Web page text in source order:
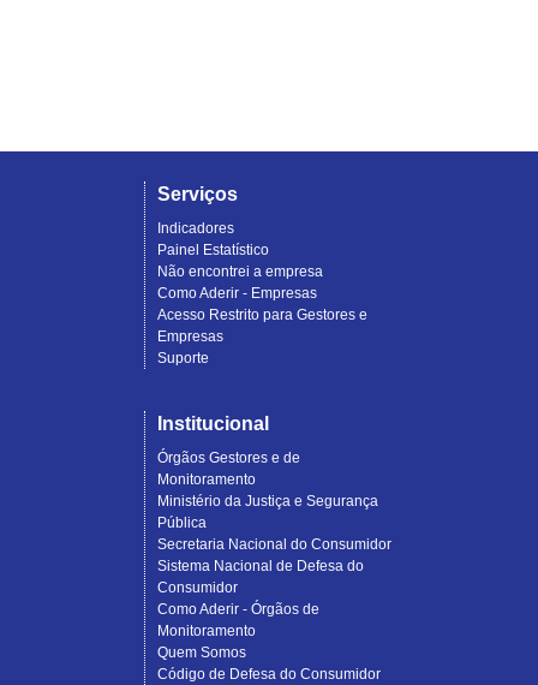
Serviços
Indicadores
Painel Estatístico
Não encontrei a empresa
Como Aderir - Empresas
Acesso Restrito para Gestores e
Empresas
Suporte
Institucional
Órgãos Gestores e de
Monitoramento
Ministério da Justiça e Segurança
Pública
Secretaria Nacional do Consumidor
Sistema Nacional de Defesa do
Consumidor
Como Aderir - Órgãos de
Monitoramento
Quem Somos
Código de Defesa do Consumidor